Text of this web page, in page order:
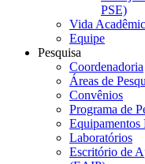
PSE)
Vida
Equipe
Pesquisa
Coordenadoria
Áreas de
Convênios
Programa de
Laboratórios
Escritório de